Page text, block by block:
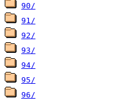
90/
91/
92/
93/
94/
95/
96/